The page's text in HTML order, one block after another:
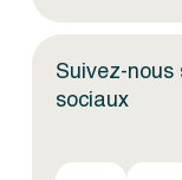
Suivez-
sociaux